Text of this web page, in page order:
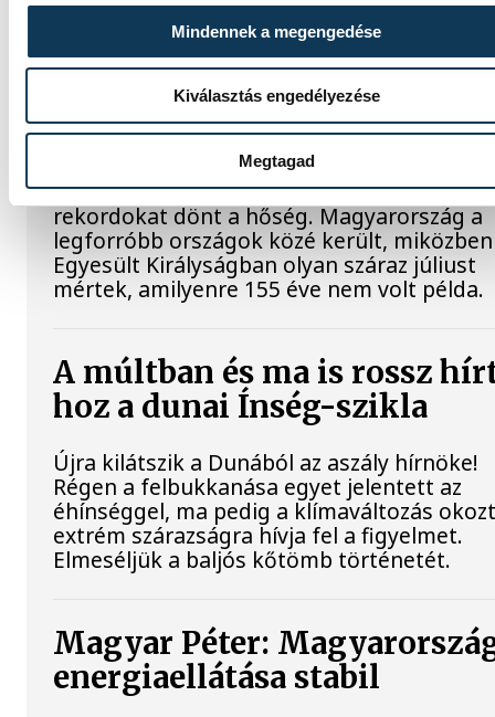
Mindennek a megengedése
Kiválasztás engedélyezése
Megtagad
Rekordok Európában –
Magyarország a legforróbb,
Angliában szárazság tombol
Rá sem ismerünk Európára,
rekordokat dönt a hőség. Magyarország a
legforróbb országok közé került,
Egyesült Királyságban olyan száraz júliust
mértek, amilyenre 155 éve nem volt példa.
A múltban és ma is rossz
hoz a dunai Ínség-szikla
Újra kilátszik a Dunából az aszály hírnöke!
Régen a felbukkanása egyet jelentett az
éhínséggel, ma pedig a klímaváltozás
extrém szárazságra hívja fel a figyelmet.
Elmeséljük a baljós kőtömb történetét.
Magyar Péter:
energiaellátása stabil